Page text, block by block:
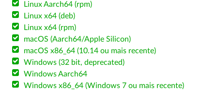
Linux Aarch64 (rpm)
Linux x64 (deb)
Linux x64 (rpm)
macOS (Aarch64/Apple Silicon)
macOS x86_64 (10.14 ou mais recente)
Windows (32 bit, deprecated)
Windows Aarch64
Windows x86_64 (Windows 7 ou mais recente)